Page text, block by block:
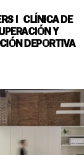
| CLÍNICA DE
Y
DEPORTIVA